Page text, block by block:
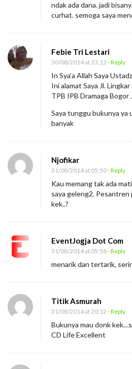
ndak ada dana. jadi
curhat. semoga saya
Febie Tri Lestari
30/08/2014 at 23:12 - Reply
In Sya’a Allah Saya Ustadz
Ini alamat Saya Jl.
TPB IPB Dramaga Bogor
Saya tunggu bukunya ya
banyak
Njofikar
31/08/2014 at 05:50- Reply
Kau memang tak ada
saya geleng2. Pesantren
kek..?
EventJogja Dot Com
31/08/2014 at 05:58- Reply
menarik dan tertarik,
Titik Asmurah
31/08/2014 at 20:12 - Reply
Bukunya mau donk
CD Life Excellent